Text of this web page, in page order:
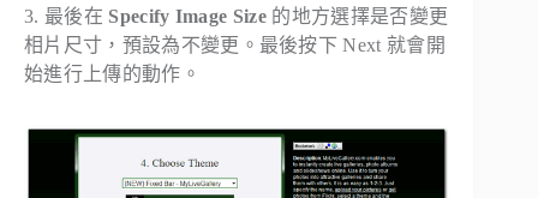
3. 最後在 Specify Image Size 的地方選擇是否變更
相片尺寸，預設為不變更。最後按下Next就會開
始進行上傳的動作。